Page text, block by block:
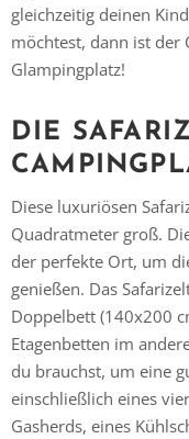
gleichzeitig deinen
möchtest, dann ist der
Glampingplatz!
DIE
Diese luxuriösen
Quadratmeter groß.
der perfekte Ort, um
genießen. Das
Doppelbett (140x200
Etagenbetten im
du brauchst, um eine
einschließlich eines
Gasherds, eines